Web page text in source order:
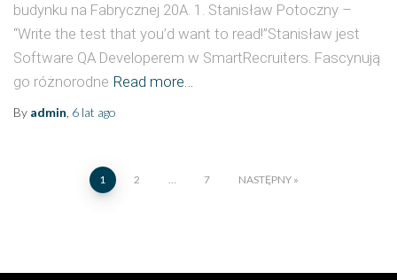
budynku na Fabrycznej 20A. 1. Stanisław Potoczny –
“Write the test that you’d want to read!”Stanisław jest
Software QA Developerem w SmartRecruiters. Fascynują
go różnorodne Read more…
By admin 6 lat ago
1 2 … 7 NASTĘPNY